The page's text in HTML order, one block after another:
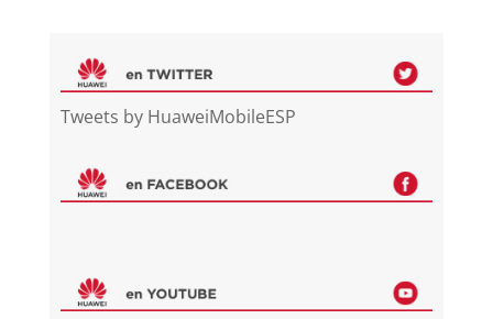
Tweets by HuaweiMobileESP